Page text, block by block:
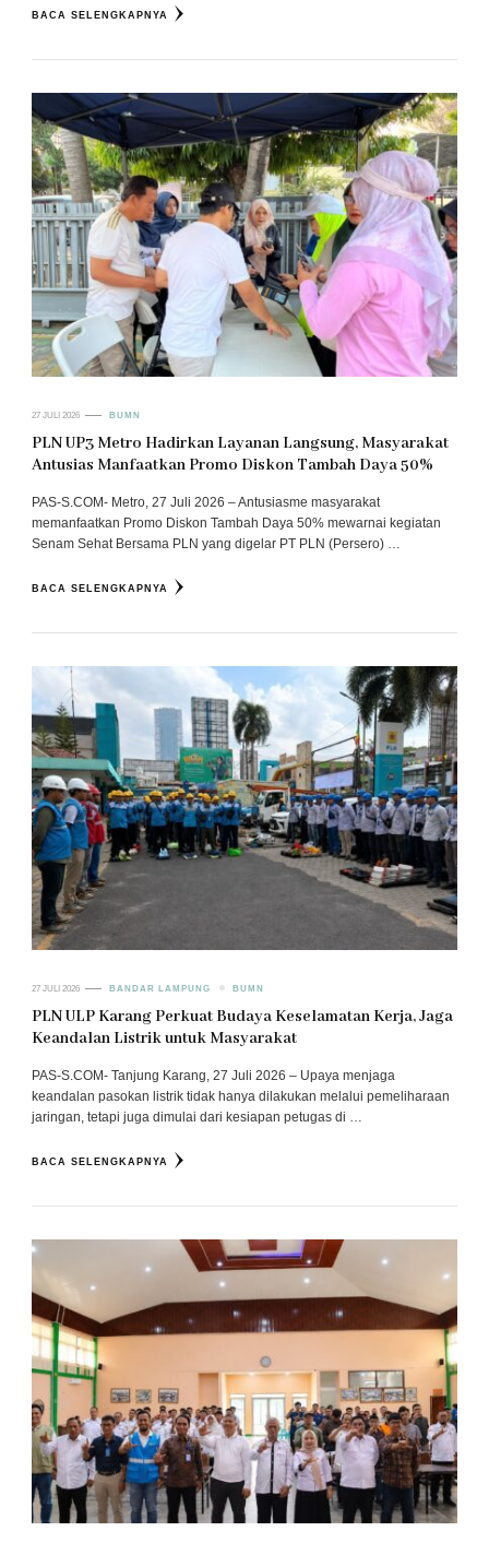
BACA SELENGKAPNYA
27 JULI 2026 BUMN
PLN UP3 Metro Hadirkan Layanan Langsung, Masyarakat
Antusias Manfaatkan Promo Diskon Tambah Daya 50%
PAS-S.COM- Metro, 27 Juli 2026 – Antusiasme masyarakat
memanfaatkan Promo Diskon Tambah Daya 50% mewarnai kegiatan
Senam Sehat Bersama PLN yang digelar PT PLN (Persero) …
BACA SELENGKAPNYA
27 JULI 2026 BANDAR LAMPUNG BUMN
PLN ULP Karang Perkuat Budaya Keselamatan Kerja, Jaga
Keandalan Listrik untuk Masyarakat
PAS-S.COM- Tanjung Karang, 27 Juli 2026 – Upaya menjaga
keandalan pasokan listrik tidak hanya dilakukan melalui pemeliharaan
jaringan, tetapi juga dimulai dari kesiapan petugas di …
BACA SELENGKAPNYA